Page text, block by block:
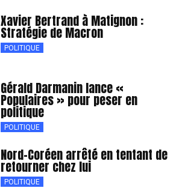
Xavier Bertrand à Matignon :
Stratégie de Macron
POLITIQUE
Gérald Darmanin lance «
Populaires » pour peser en
politique
POLITIQUE
Nord-Coréen arrêté en tentant de
retourner chez lui
POLITIQUE